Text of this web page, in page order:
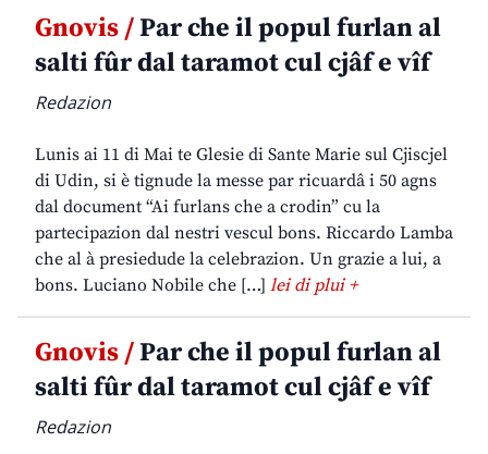
Gnovis /Par che il popul furlan al
salti fûr dal taramot cul cjâf e vîf
Redazion
Lunis ai 11 di Mai te Glesie di Sante Marie sul Cjiscjel
di Udin, si è tignude la messe par ricuardâ i 50 agns
dal document “Ai furlans che a crodin” cu la
partecipazion dal nestri vescul bons. Riccardo Lamba
che al à presiedude la celebrazion. Un grazie a lui, a
bons. Luciano Nobile che […] lei di plui +
Gnovis /Par che il popul furlan al
salti fûr dal taramot cul cjâf e vîf
Redazion